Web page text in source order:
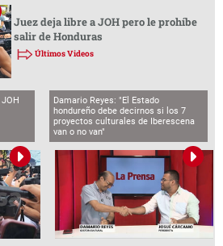
Juez deja libre a JOH pero le prohíbe
salir de Honduras
Últimos Videos
Damario Reyes: "El Estado
hondureño debe decirnos si los 7
proyectos culturales de Iberescena
van o no van"